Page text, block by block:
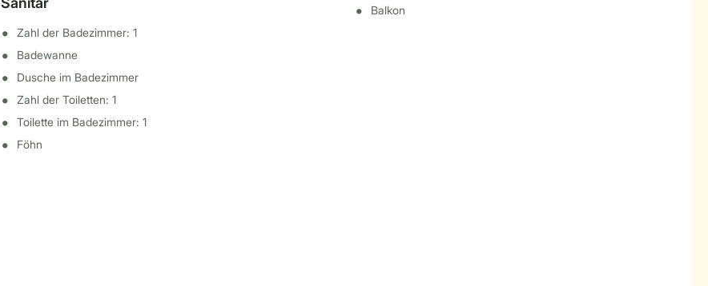
Zahl der Badezimmer: 1
Badewanne
Dusche im Badezimmer
Zahl der Toiletten: 1
Toilette im Badezimmer: 1
Föhn
Balkon